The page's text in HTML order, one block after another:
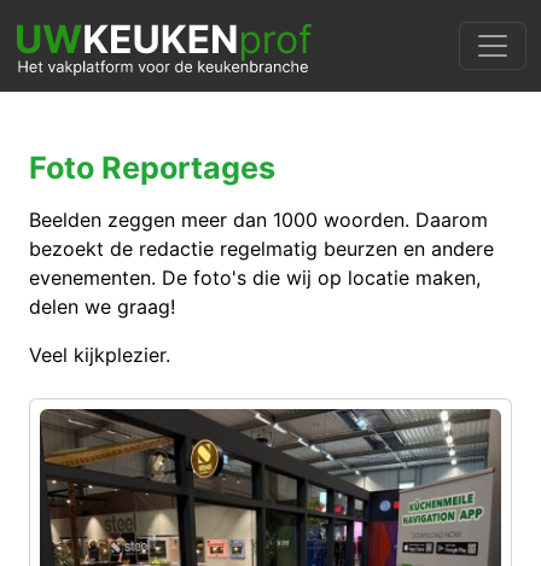
Foto Reportages
Beelden zeggen meer dan 1000 woorden. Daarom
bezoekt de redactie regelmatig beurzen en andere
evenementen. De foto's die wij op locatie maken,
delen we graag!
Veel kijkplezier.